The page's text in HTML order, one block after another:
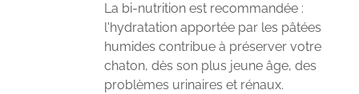
La bi-nutrition est recommandée :
l'hydratation apportée par les pâtées
humides contribue à préserver votre
chaton, dès son plus jeune âge, des
problèmes urinaires et rénaux.